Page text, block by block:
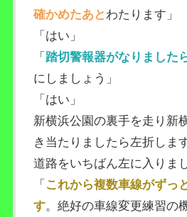
確かめたあとわたります」
「はい」
「 踏切警報器がなりました
にしましょう」
「はい」
新横浜公園の裏手を走り新
き当たりましたら左折しま
道路をいちばん左に入りま
「 これから複数車線がずっ
す。絶好の車線変更練習の